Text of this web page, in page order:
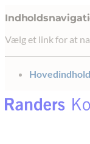
Vælg et link for at
gå til
Hovedindhold